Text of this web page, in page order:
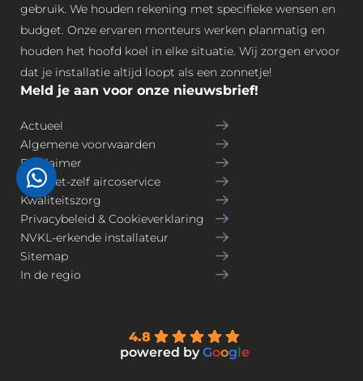
gebruik. We houden rekening met specifieke wensen en
budget. Onze ervaren monteurs werken planmatig en
houden het hoofd koel in elke situatie. Wij zorgen ervoor
dat je installatie altijd loopt als een zonnetje!
Meld je aan voor onze nieuwsbrief!
Actueel
Algemene voorwaarden
Disclaimer
Doe-het-zelf aircoservice
Kwaliteitszorg
Privacybeleid & Cookieverklaring
NVKL-erkende installateur
Sitemap
In de regio
4.8
powered by Goog e